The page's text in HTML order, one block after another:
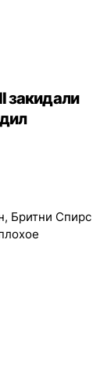
закидали